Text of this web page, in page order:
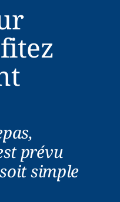
prévu
simple